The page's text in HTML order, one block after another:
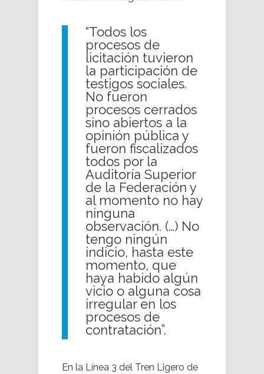
“Todos los
procesos de
licitación tuvieron
la participación de
testigos sociales.
No fueron
procesos cerrados
sino abiertos a la
opinión pública y
fueron fiscalizados
todos por la
Auditoría Superior
de la Federación y
al momento no hay
ninguna
observación. (…) No
tengo ningún
indicio, hasta este
momento, que
haya habido algún
vicio o alguna cosa
irregular en los
procesos de
contratación”.
En la Línea 3 del Tren Ligero de